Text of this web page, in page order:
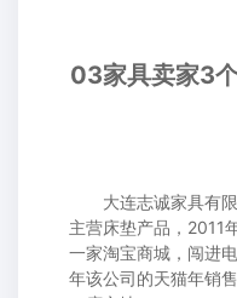
03家具卖家3
大连志诚家具有限
主营床垫产品，2011
一家淘宝商城，闯进
年该公司的天猫年销